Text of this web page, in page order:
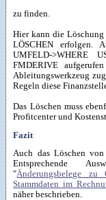
zu finden.
Hier kann die
LÖSCHEN erfolgen.
UMFELD->WHERE
FMDERIVE
Ableitungswerkzeug
Regeln diese
Das Löschen muss
Profitcenter und
Fazit
Auch das Löschen
Entsprechende
"Änderungsbelege
Stammdaten im
näher beschrieben.